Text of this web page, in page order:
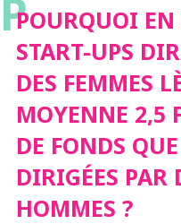
DES
EN
MOINS
QUE
PPOURQUOI EN
START-UPS
DES FEMMES
MOYENNE 2,5
DE FONDS
DIRIGÉES PAR
HOMMES ?